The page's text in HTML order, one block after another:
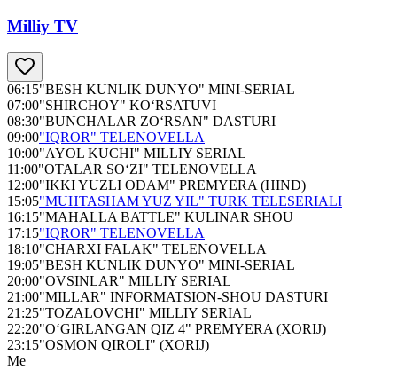
Milliy TV
06:15"BESH KUNLIK DUNYO" MINI-SERIAL
07:00"SHIRCHOY" KO‘RSATUVI
08:30"BUNCHALAR ZO‘RSAN" DASTURI
09:00"IQROR" TELENOVELLA
10:00"AYOL KUCHI" MILLIY SERIAL
11:00"OTALAR SO‘ZI" TELENOVELLA
12:00"IKKI YUZLI ODAM" PREMYERA (HIND)
15:05"MUHTASHAM YUZ YIL" TURK TELESERIALI
16:15"MAHALLA BATTLE" KULINAR SHOU
17:15"IQROR" TELENOVELLA
18:10"CHARXI FALAK" TELENOVELLA
19:05"BESH KUNLIK DUNYO" MINI-SERIAL
20:00"OVSINLAR" MILLIY SERIAL
21:00"MILLAR" INFORMATSION-SHOU DASTURI
21:25"TOZALOVCHI" MILLIY SERIAL
22:20"O‘GIRLANGAN QIZ 4" PREMYERA (XORIJ)
23:15"OSMON QIROLI" (XORIJ)
Me